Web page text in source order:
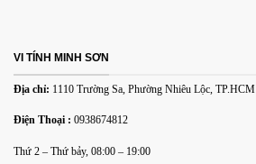
Email*
cho lần bình luận kế tiếp của tôi.
VI TÍNH MINH SƠN
Địa chỉ: 1110 Trường Sa, Phường Nhiêu Lộc, TP.HCM
Điện Thoại : 0938674812
Thứ 2 – Thứ bảy, 08:00 – 19:00